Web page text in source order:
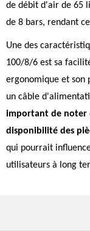
de débit d'air de 65
de 8 bars, rendant
Une des
100/8/6 est sa
ergonomique et son
un câble
important de noter
disponibilité des
qui pourrait
utilisateurs à long